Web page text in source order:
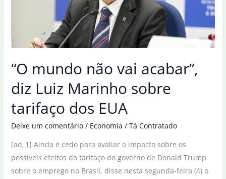
“O mundo não vai acabar”,
diz Luiz Marinho sobre
tarifaço dos EUA
Deixe um comentário / Economia / Tá Contratado
[ad_1] Ainda é cedo para avaliar o impacto sobre os
possíveis efeitos do tarifaço do governo de Donald Trump
sobre o emprego no Brasil, disse nesta segunda-feira (4) o